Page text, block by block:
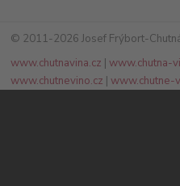
© 2011-2026 Josef Frýbort-
www.chutnavina.cz |www.chutna-
www.chutnevino.cz |www.chutne-